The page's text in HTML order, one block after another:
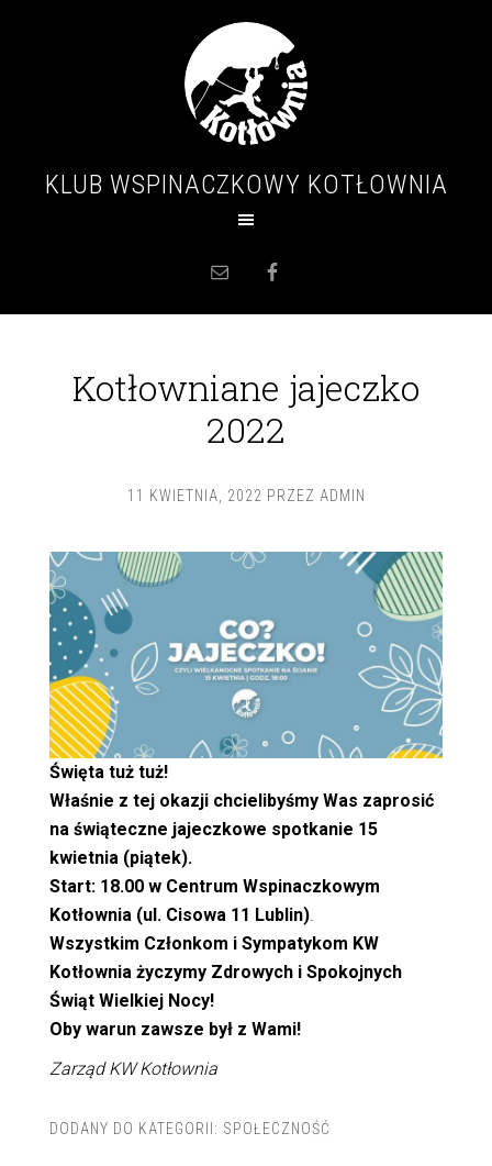
KLUB WSPINACZKOWY KOTŁOWNIA
Kotłowniane jajeczko
2022
11 KWIETNIA, 2022 PRZEZ ADMIN
Święta tuż tuż!
Właśnie z tej okazji chcielibyśmy Was zaprosić
na świąteczne jajeczkowe spotkanie 15
kwietnia (piątek).
Start: 18.00 w Centrum Wspinaczkowym
Kotłownia (ul. Cisowa 11 Lublin).
Wszystkim Członkom i Sympatykom KW
Kotłownia życzymy Zdrowych i Spokojnych
Świąt Wielkiej Nocy!
Oby warun zawsze był z Wami!
Zarząd KW Kotłownia
DODANY DO KATEGORII: SPOŁECZNOŚĆ